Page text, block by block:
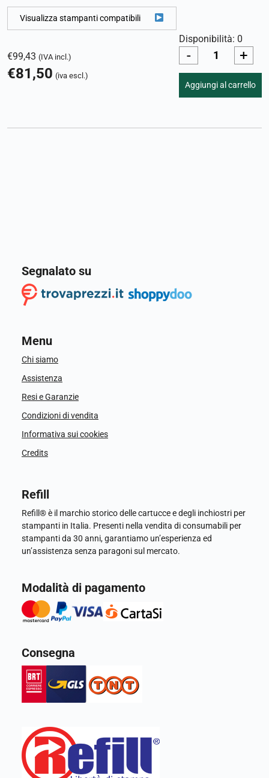
Visualizza stampanti compatibili
€99,43 (IVA incl.)
€81,50 (iva escl.)
Disponibilità: 0
- +
Aggiungi al carrello
Segnalato su
Menu
Chi siamo
Assistenza
Resi e Garanzie
Condizioni di vendita
Informativa sui cookies
Credits
Refill
Refill® è il marchio storico delle cartucce e degli inchiostri per
stampanti in Italia. Presenti nella vendita di consumabili per
stampanti da 30 anni, garantiamo un’esperienza ed
un’assistenza senza paragoni sul mercato.
Modalità di pagamento
Consegna